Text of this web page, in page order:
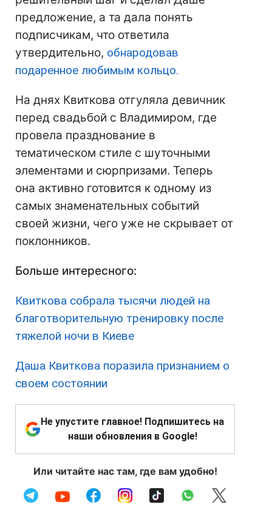
предложение, а та дала понять
подписчикам, что ответила
утвердительно, обнародовав
подаренное любимым кольцо.
На днях Квиткова отгуляла девичник
перед свадьбой с Владимиром, где
провела празднование в
тематическом стиле с шуточными
элементами и сюрпризами. Теперь
она активно готовится к одному из
самых знаменательных событий
своей жизни, чего уже не скрывает от
поклонников.
Больше интересного:
Квиткова собрала тысячи людей на
благотворительную тренировку после
тяжелой ночи в Киеве
Даша Квиткова поразила признанием о
своем состоянии
Не упустите главное! Подпишитесь на
наши обновления в Google!
Или читайте нас там, где вам удобно!